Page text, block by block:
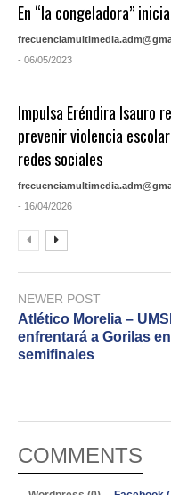
En “la congeladora”
- 06/05/2023
Impulsa Eréndira Isauro
prevenir violencia
redes sociales
- 16/04/2026
NEWER POST
Atlético Morelia –
enfrentará a Gorilas en
semifinales
COMMENTS